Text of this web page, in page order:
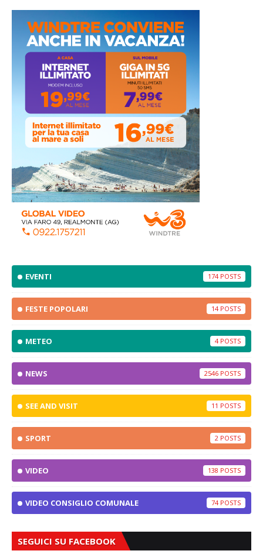
EVENTI 174
FESTE POPOLARI 14
METEO 4
NEWS 2546
SEE AND VISIT 11
SPORT 2
VIDEO 138
VIDEO CONSIGLIO COMUNALE 74
SEGUICI SU FACEBOOK